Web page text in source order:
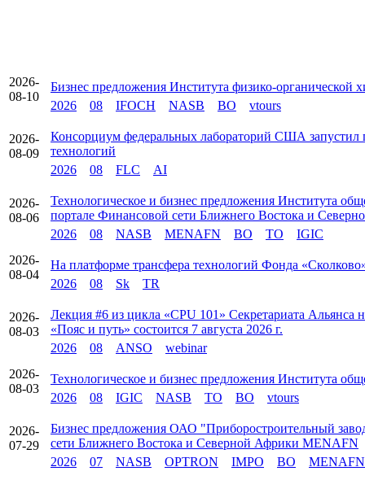
2026-
08-10
Бизнес предложения Института физико-
2026
08 IFOCH NASB BO vtours
2026-
08-09
Консорциум федеральных лабораторий США запустил
технологий
2026
08 FLC AI
2026-
08-06
Технологическое и бизнес предложения Института
портале Финансовой сети Ближнего Востока и
2026
08 NASB MENAFN BO TO
IGIC
2026-
08-04
На платформе трансфера технологий Фонда
2026
08 Sk TR
2026-
08-03
Лекция #6 из цикла «CPU 101» Секретариата
«Пояс и путь» состоится 7 августа 2026 г.
2026
08 ANSO
webinar
2026-
08-03
Технологическое и бизнес предложения Института
2026
08 IGIC NASB TO BO vtours
2026-
07-29
Бизнес предложения ОАО "Приборостроительный
сети Ближнего Востока и Северной Африки MENAFN
2026
07 NASB OPTRON IMPO BO
MENAFN